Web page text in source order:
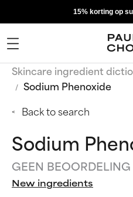
15% korting op
Skincare ingredient
Sodium Phenoxide
Back to search
Sodium
GEEN BEOORDELING
New ingredients